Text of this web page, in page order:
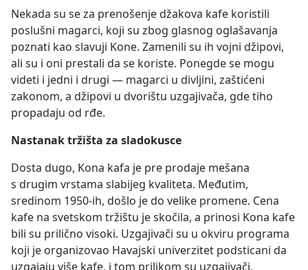
Nekada su se za prenošenje džakova kafe koristili
poslušni magarci, koji su zbog glasnog oglašavanja
poznati kao slavuji Kone. Zamenili su ih vojni džipovi,
ali su i oni prestali da se koriste. Ponegde se mogu
videti i jedni i drugi — magarci u divljini, zaštićeni
zakonom, a džipovi u dvorištu uzgajivača, gde tiho
propadaju od rđe.
Nastanak tržišta za sladokusce
Dosta dugo, Kona kafa je pre prodaje mešana
s drugim vrstama slabijeg kvaliteta. Međutim,
sredinom 1950-ih, došlo je do velike promene. Cena
kafe na svetskom tržištu je skočila, a prinosi Kona kafe
bili su prilično visoki. Uzgajivači su u okviru programa
koji je organizovao Havajski univerzitet podsticani da
uzgajaju više kafe, i tom prilikom su uzgajivači,